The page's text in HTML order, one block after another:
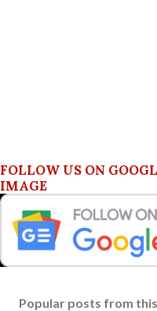
FOLLOW US ON
IMAGE
Popular posts from